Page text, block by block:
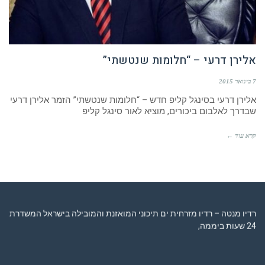
אלירן דרעי – “חלומות שנטשתי”
7 בינואר 2015
אלירן דרעי בסינגל קליפ חדש – “חלומות שנטשתי” הזמר אלירן דרעי
שבדרך לאלבום ביכורים, מוציא לאור סינגל קליפ
קרא עוד ←
רדיו מנטה – רדיו מזרחית ים תיכוני המואזנת והמובילה בישראל המשדרת
24 שעות ביממה,